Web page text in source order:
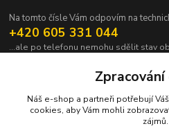
Na tomto čísle Vám odpovím na
+420 605 331 044
...ale po telefonu nemohu sdělit stav
pavek@janpavek.comZpracování
Náš e-shop a partneři potřebují Váš
cookies, aby Vám mohli
zájmů.